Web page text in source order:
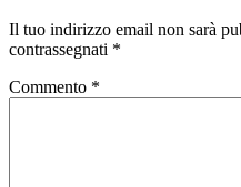
Il tuo indirizzo email non sarà
contrassegnati *
Commento *